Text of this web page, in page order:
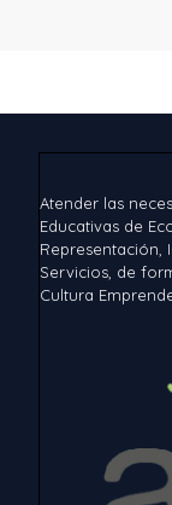
Atender las
Educativas de
Representación,
Servicios, de
Cultura